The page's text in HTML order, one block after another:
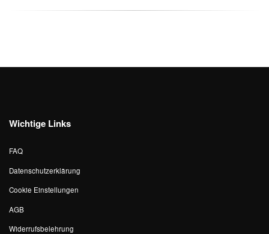
Wichtige Links
FAQ
Datenschutzerklärung
Cookie Einstellungen
AGB
Widerrufsbelehrung